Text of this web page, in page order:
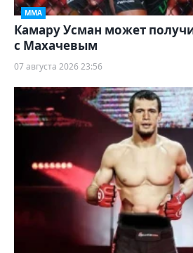
ММА
Камару Усман может
с Махачевым
07 августа 2026 23:56